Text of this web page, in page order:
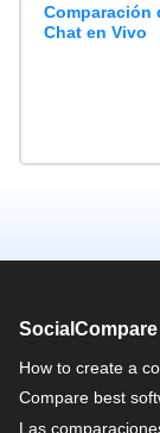
Comparación
Chat en Vivo
SocialCompare
How to create a
Compare best
Las